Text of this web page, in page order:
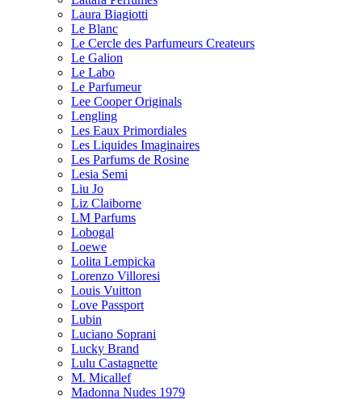
Laura Biagiotti
Le Blanc
Le Cercle des Parfumeurs Createurs
Le Galion
Le Labo
Le Parfumeur
Lee Cooper Originals
Lengling
Les Eaux Primordiales
Les Liquides Imaginaires
Les Parfums de Rosine
Lesia Semi
Liu Jo
Liz Claiborne
LM Parfums
Lobogal
Loewe
Lolita Lempicka
Lorenzo Villoresi
Louis Vuitton
Love Passport
Lubin
Luciano Soprani
Lucky Brand
Lulu Castagnette
M. Micallef
Madonna Nudes 1979